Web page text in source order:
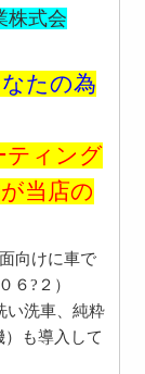
株式会
たの為
ティング
当店の
向けに車で
６?２）
い洗車、純粋
も導入して